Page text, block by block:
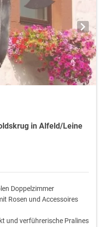
in Alfeld/Leine
Doppelzimmer
Rosen und Accessoires
und verführerische Pralines